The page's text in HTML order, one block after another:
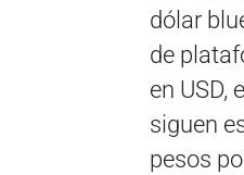
dólar
de
en USD,
siguen
pesos